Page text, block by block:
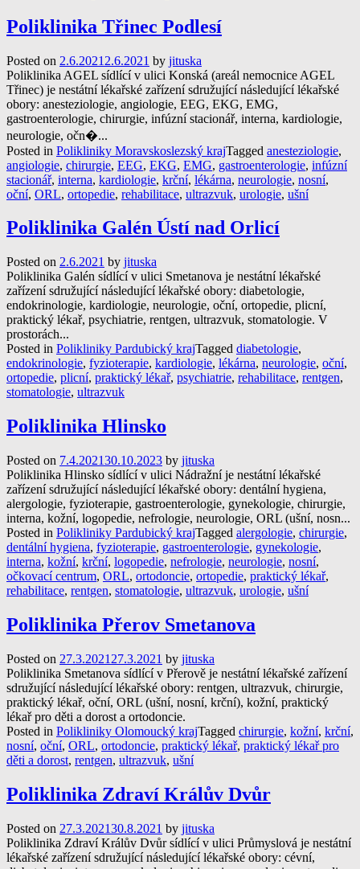
Poliklinika Třinec Podlesí
Posted on 2.6.2021 2.6.2021 by jituska
Poliklinika AGEL sídlící v ulici Konská (areál nemocnice AGEL
Třinec) je nestátní lékařské zařízení sdružující následující lékařské
obory: anesteziologie, angiologie, EEG, EKG, EMG,
gastroenterologie, chirurgie, infúzní stacionář, interna, kardiologie,
neurologie, očn�...
Posted in Polikliniky Moravskoslezský krajTagged anesteziologie,
angiologie, chirurgie, EEG, EKG, EMG, gastroenterologie, infúzní
stacionář, interna, kardiologie, krční, lékárna, neurologie, nosní,
oční, ORL, ortopedie, rehabilitace, ultrazvuk, urologie, ušní
Poliklinika Galén Ústí nad Orlicí
Posted on 2.6.2021 by jituska
Poliklinika Galén sídlící v ulici Smetanova je nestátní lékařské
zařízení sdružující následující lékařské obory: diabetologie,
endokrinologie, kardiologie, neurologie, oční, ortopedie, plicní,
praktický lékař, psychiatrie, rentgen, ultrazvuk, stomatologie. V
prostorách...
Posted in Polikliniky Pardubický krajTagged diabetologie,
endokrinologie, fyzioterapie, kardiologie, lékárna, neurologie, oční,
ortopedie, plicní, praktický lékař, psychiatrie, rehabilitace, rentgen,
stomatologie, ultrazvuk
Poliklinika Hlinsko
Posted on 7.4.202130.10.2023 by jituska
Poliklinika Hlinsko sídlící v ulici Nádražní je nestátní lékařské
zařízení sdružující následující lékařské obory: dentální hygiena,
alergologie, fyzioterapie, gastroenterologie, gynekologie, chirurgie,
interna, kožní, logopedie, nefrologie, neurologie, ORL (ušní, nosn...
Posted in Polikliniky Pardubický krajTagged alergologie, chirurgie,
dentální hygiena, fyzioterapie, gastroenterologie, gynekologie,
interna, kožní, krční, logopedie, nefrologie, neurologie, nosní,
očkovací centrum, ORL, ortodoncie, ortopedie, praktický lékař,
rehabilitace, rentgen, stomatologie, ultrazvuk, urologie, ušní
Poliklinika Přerov Smetanova
Posted on 27.3.2021 27.3.2021 by jituska
Poliklinika Smetanova sídlící v Přerově je nestátní lékařské zařízení
sdružující následující lékařské obory: rentgen, ultrazvuk, chirurgie,
praktický lékař, oční, ORL (ušní, nosní, krční), kožní, praktický
lékař pro děti a dorost a ortodoncie.
Posted in Polikliniky Olomoucký krajTagged chirurgie, kožní, krční,
nosní, oční, ORL, ortodoncie, praktický lékař, praktický lékař pro
děti a dorost, rentgen, ultrazvuk, ušní
Poliklinika Zdraví Králův Dvůr
Posted on 27.3.202130.8.2021 by jituska
Poliklinika Zdraví Králův Dvůr sídlící v ulici Průmyslová je nestátní
lékařské zařízení sdružující následující lékařské obory: cévní,